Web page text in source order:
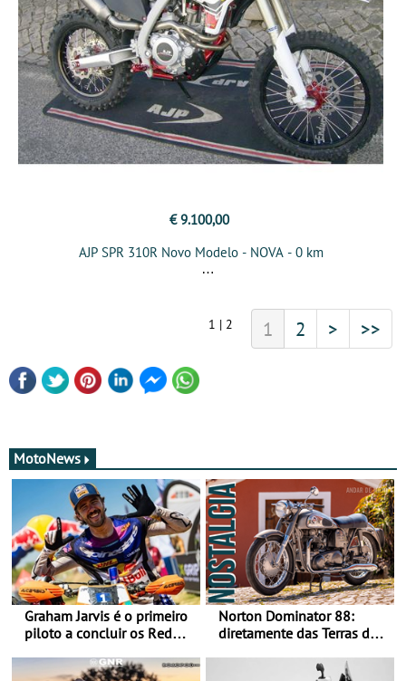
€ 9.100,00
AJP SPR 310R Novo Modelo - NOVA - 0 km
1 | 2 1 2 > >>
MotoNews
Graham Jarvis é o primeiro
piloto a concluir os Red
moto elétrica
Norton Dominator 88:
diretamente das Terras de